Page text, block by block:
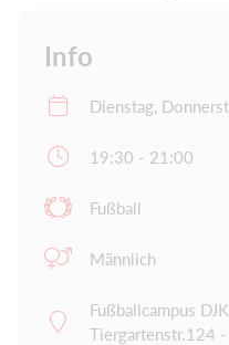
Info
Dienstag,
19:30 - 21:00
Fußball
Männlich
Fußballcampus
Tiergartenstr.124